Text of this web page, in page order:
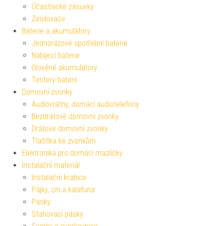
Účastnické zásuvky
Zesilovače
Baterie a akumulátory
Jednorázové spotřební baterie
Nabíjecí baterie
Olověné akumulátory
Testery baterií
Domovní zvonky
Audiovrátný, domácí audiotelefony
Bezdrátové domovní zvonky
Drátové domovní zvonky
Tlačítka ke zvonkům
Elektronika pro domácí mazlíčky
Instalační materiál
Instalační krabice
Pájky, cín a kalafuna
Pásky
Stahovací pásky